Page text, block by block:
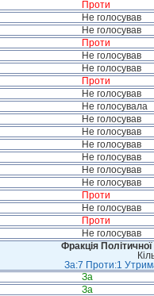
Проти
Не голосував
Не голосував
Проти
Не голосував
Не голосував
Проти
Не голосував
Не голосувала
Не голосував
Не голосував
Не голосував
Не голосував
Не голосував
Не голосував
Проти
Не голосував
Проти
Не голосував
Фракція
За:7 Проти:1
За
За